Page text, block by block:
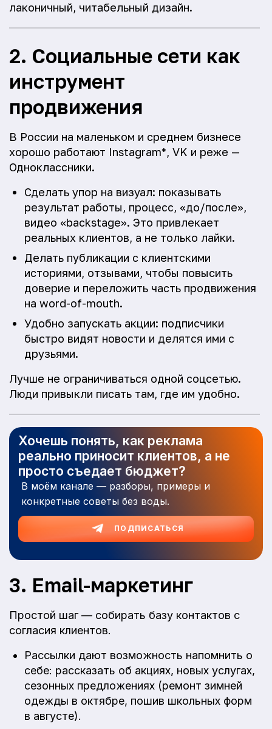
лаконичный, читабельный дизайн.
2. Социальные сети как
инструмент
продвижения
В России на маленьком и среднем бизнесе
хорошо работают Instagram*, VK и реже —
Одноклассники.
Сделать упор на визуал: показывать
результат работы, процесс, «до/после»,
видео «backstage». Это привлекает
реальных клиентов, а не только лайки.
Делать публикации с клиентскими
историями, отзывами, чтобы повысить
доверие и переложить часть продвижения
на word-of-mouth.
Удобно запускать акции: подписчики
быстро видят новости и делятся ими с
друзьями.
Лучше не ограничиваться одной соцсетью.
Люди привыкли писать там, где им удобно.
Хочешь понять, как реклама
реально приносит клиентов, а не
просто съедает бюджет?
В моём канале — разборы, примеры и
конкретные советы без воды.
ПОДПИСАТЬСЯ
3. Email-маркетинг
Простой шаг — собирать базу контактов с
согласия клиентов.
Рассылки дают возможность напомнить о
себе: рассказать об акциях, новых услугах,
сезонных предложениях (ремонт зимней
одежды в октябре, пошив школьных форм
в августе).